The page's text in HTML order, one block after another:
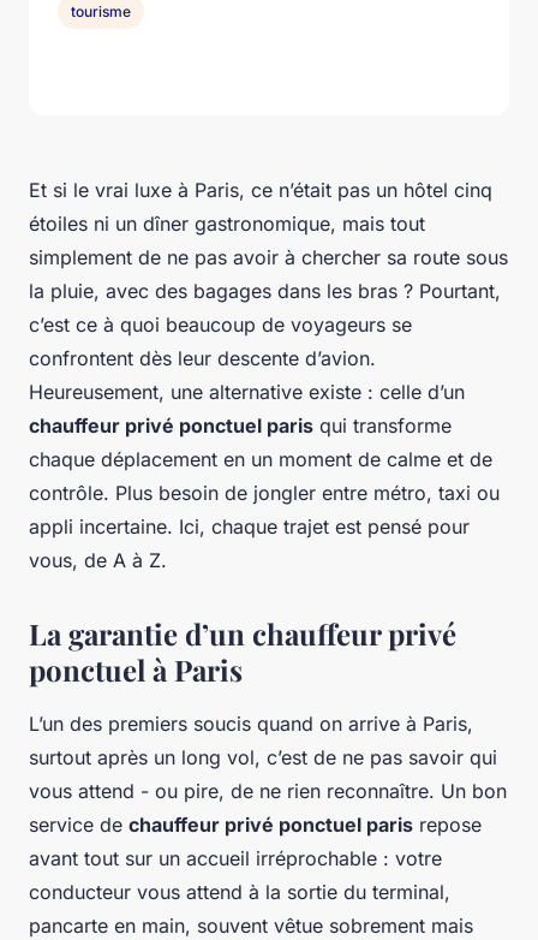
Et si le vrai luxe à Paris, ce n’était pas un hôtel cinq
étoiles ni un dîner gastronomique, mais tout
simplement de ne pas avoir à chercher sa route sous
la pluie, avec des bagages dans les bras ? Pourtant,
c’est ce à quoi beaucoup de voyageurs se
confrontent dès leur descente d’avion.
Heureusement, une alternative existe : celle d’un
chauffeur privé ponctuel paris qui transforme
chaque déplacement en un moment de calme et de
contrôle. Plus besoin de jongler entre métro, taxi ou
appli incertaine. Ici, chaque trajet est pensé pour
vous, de A à Z.
La garantie d’un chauffeur privé
ponctuel à Paris
L’un des premiers soucis quand on arrive à Paris,
surtout après un long vol, c’est de ne pas savoir qui
vous attend - ou pire, de ne rien reconnaître. Un bon
service de chauffeur privé ponctuel paris repose
avant tout sur un accueil irréprochable : votre
conducteur vous attend à la sortie du terminal,
pancarte en main, souvent vêtue sobrement mais
tourisme